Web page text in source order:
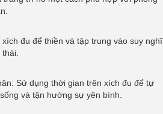
đu để thiền và tập trung vào suy nghĩ
Sử dụng thời gian trên xích đu để tự
và tận hưởng sự yên bình.